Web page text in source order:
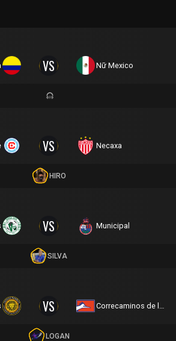
VS Nữ Mexico
VS Necaxa
HIRO
VS Municipal
SILVA
VS Correcaminos de la U.A.T.
LOGAN